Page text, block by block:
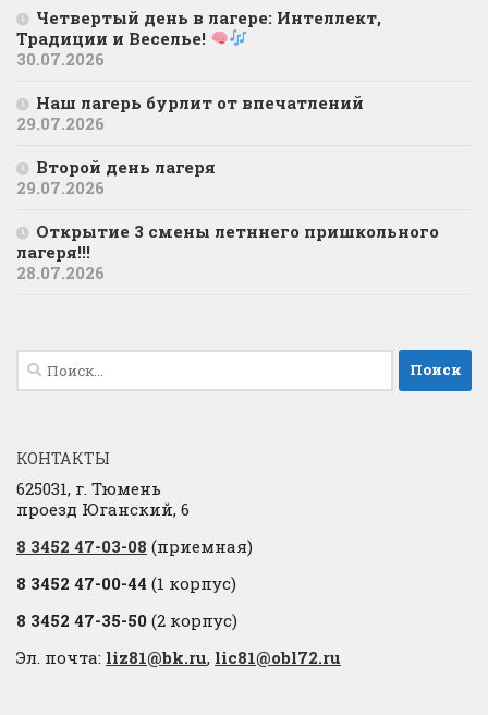
Четвертый день в лагере: Интеллект,
Традиции и Веселье!
30.07.2026
Наш лагерь бурлит от впечатлений
29.07.2026
Второй день лагеря
29.07.2026
Открытие 3 смены летннего пришкольного
лагеря!!!
28.07.2026
Найти:
КОНТАКТЫ
625031, г. Тюмень
проезд Юганский, 6
8 3452 47-03-08 (приемная)
8 3452 47-00-44 (1 корпус)
8 3452 47-35-50 (2 корпус)
Эл. почта: liz81@bk.ru, lic81@obl72.ru